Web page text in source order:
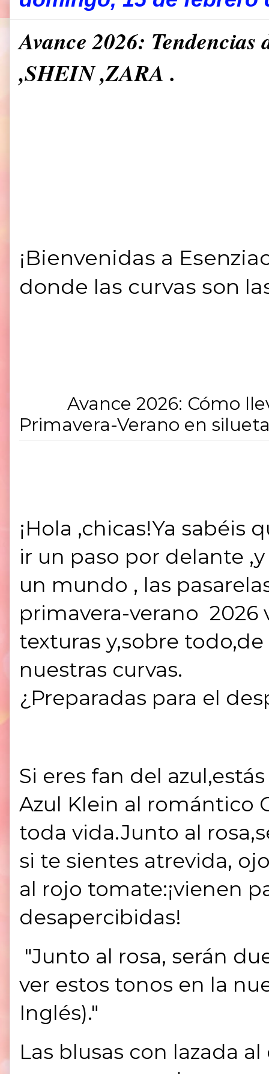
Avance 2026:
,SHEIN ,ZARA .
¡Bienvenidas a
donde las curvas son
Avance 2026:
Primavera-Verano en
¡Hola ,chicas!Ya sabéis
ir un paso por delante
un mundo , las
primavera-verano 2026
texturas y,sobre
nuestras curvas.
¿Preparadas para el
Si eres fan del
Azul Klein al romántico
toda vida.Junto al
si te sientes atrevida,
al rojo tomate:¡vienen
desapercibidas!
"Junto al rosa, serán
ver estos tonos en la
Inglés)."
Las blusas con lazada